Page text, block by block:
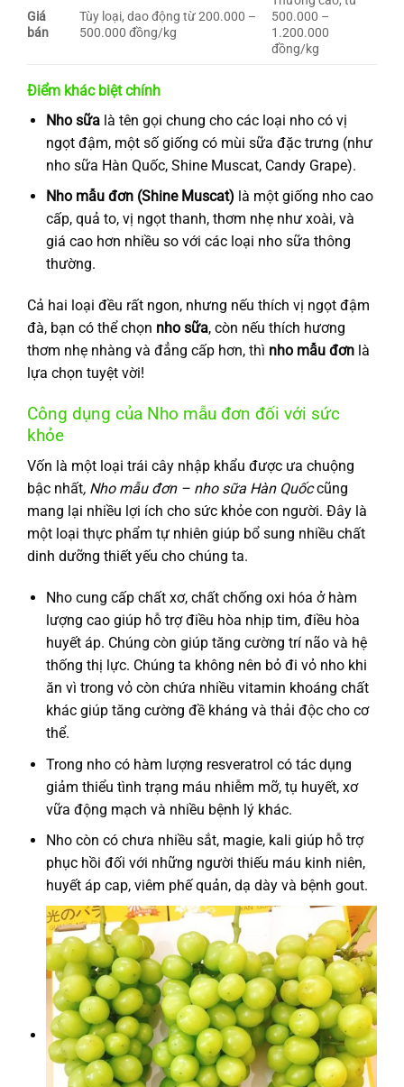
Giá
bán
Tùy loại, dao động từ 200.000 –
500.000 đồng/kg
500.000 –
1.200.000
đồng/kg
Điểm khác biệt chính
Nho sữalà tên gọi chung cho các loại nho có vị
ngọt đậm, một số giống có mùi sữa đặc trưng (như
nho sữa Hàn Quốc, Shine Muscat, Candy Grape).
Nho mẫu đơn (Shine Muscat) là một giống nho cao
cấp, quả to, vị ngọt thanh, thơm nhẹ như xoài, và
giá cao hơn nhiều so với các loại nho sữa thông
thường.
Cả hai loại đều rất ngon, nhưng nếu thích vị ngọt đậm
đà, bạn có thể chọn nho sữa, còn nếu thích hương
thơm nhẹ nhàng và đẳng cấp hơn, thì nho mẫu đơn là
lựa chọn tuyệt vời!
Công dụng của Nho mẫu đơn đối với sức
khỏe
Vốn là một loại trái cây nhập khẩu được ưa chuộng
bậc nhất, Nho mẫu đơn – nho sữa Hàn Quốccũng
mang lại nhiều lợi ích cho sức khỏe con người. Đây là
một loại thực phẩm tự nhiên giúp bổ sung nhiều chất
dinh dưỡng thiết yếu cho chúng ta.
Nho cung cấp chất xơ, chất chống oxi hóa ở hàm
lượng cao giúp hỗ trợ điều hòa nhịp tim, điều hòa
huyết áp. Chúng còn giúp tăng cường trí não và hệ
thống thị lực. Chúng ta không nên bỏ đi vỏ nho khi
ăn vì trong vỏ còn chứa nhiều vitamin khoáng chất
khác giúp tăng cường đề kháng và thải độc cho cơ
thể.
Trong nho có hàm lượng resveratrol có tác dụng
giảm thiểu tình trạng máu nhiễm mỡ, tụ huyết, xơ
vữa động mạch và nhiều bệnh lý khác.
Nho còn có chưa nhiều sắt, magie, kali giúp hỗ trợ
phục hồi đối với những người thiếu máu kinh niên,
huyết áp cap, viêm phế quản, dạ dày và bệnh gout.